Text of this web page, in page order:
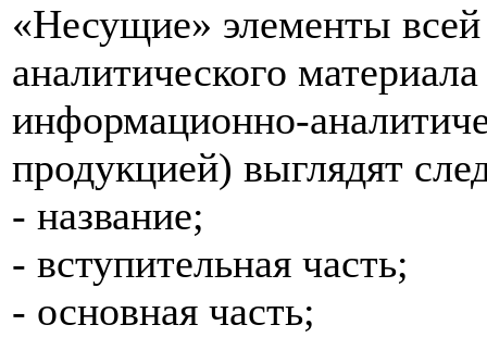
«Несущие» элементы всей
аналитического
информационно-
продукцией) выглядят
- название;
- вступительная часть;
- основная часть;